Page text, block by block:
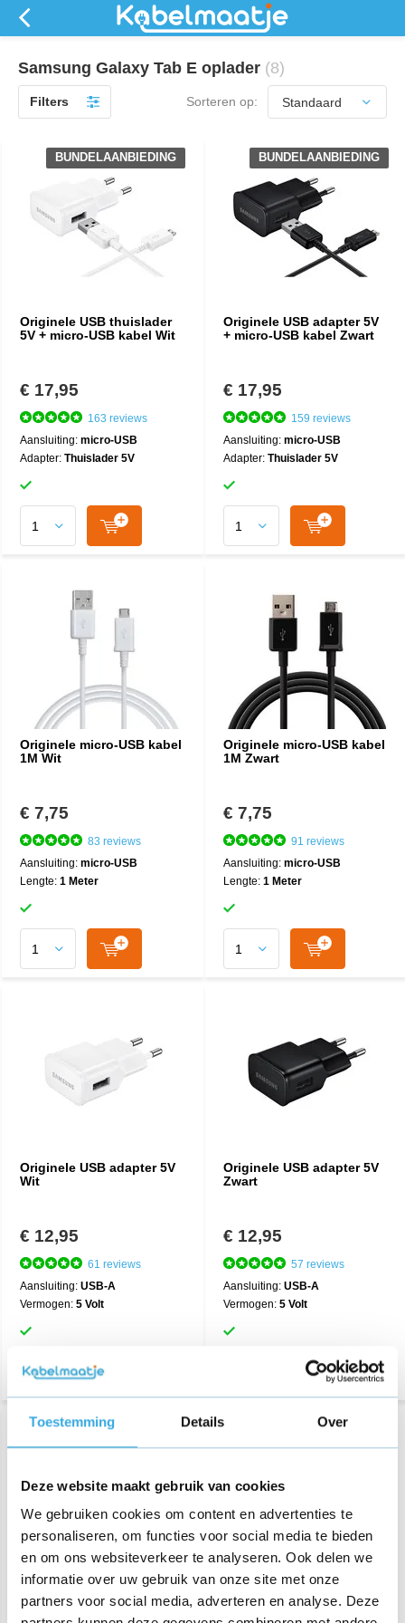
Toestemming Details Over
Deze website maakt gebruik van cookies
We gebruiken cookies om content en advertenties te
personaliseren, om functies voor social media te bieden
en om ons websiteverkeer te analyseren. Ook delen we
informatie over uw gebruik van onze site met onze
partners voor social media, adverteren en analyse. Deze
Samsung Galaxy Tab E oplader (8)
Filters Sorteren op:
Originele USB thuislader
5V + micro-USB kabel Wit
BUNDELAANBIEDING
€ 17,95
163 reviews
Aansluiting: micro-USB
Adapter: Thuislader 5V
Originele USB adapter 5V
+ micro-USB kabel Zwart
BUNDELAANBIEDING
€ 17,95
159 reviews
Aansluiting: micro-USB
Adapter: Thuislader 5V
Originele micro-USB kabel
1M Wit
€ 7,75
83 reviews
Aansluiting: micro-USB
Lengte: 1 Meter
Originele micro-USB kabel
1M Zwart
€ 7,75
91 reviews
Aansluiting: micro-USB
Lengte: 1 Meter
Originele USB adapter 5V
Wit
€ 12,95
61 reviews
Aansluiting: USB-A
Vermogen: 5 Volt
Originele USB adapter 5V
Zwart
€ 12,95
57 reviews
Aansluiting: USB-A
Vermogen: 5 Volt
Originele USB snellader 9V
Wit
Zwart